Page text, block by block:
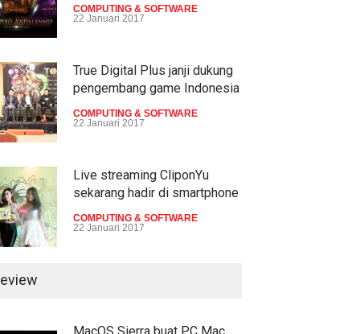
gencar
COMPUTING & SOFTWARE
COMPUTING & SOFTWARE
22 Januari 2017
True Digital Plus janji dukung
pengembang game Indonesia
COMPUTING & SOFTWARE
22 Januari 2017
Live streaming CliponYu
sekarang hadir di smartphone
COMPUTING & SOFTWARE
22 Januari 2017